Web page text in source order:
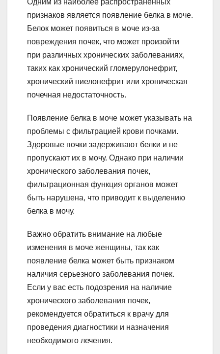
Одним из наиболее распространенных
признаков является появление белка в моче.
Белок может появиться в моче из-за
повреждения почек, что может произойти
при различных хронических заболеваниях,
таких как хронический гломерулонефрит,
хронический пиелонефрит или хроническая
почечная недостаточность.
Появление белка в моче может указывать на
проблемы с фильтрацией крови почками.
Здоровые почки задерживают белки и не
пропускают их в мочу. Однако при наличии
хронического заболевания почек,
фильтрационная функция органов может
быть нарушена, что приводит к выделению
белка в мочу.
Важно обратить внимание на любые
изменения в моче женщины, так как
появление белка может быть признаком
наличия серьезного заболевания почек.
Если у вас есть подозрения на наличие
хронического заболевания почек,
рекомендуется обратиться к врачу для
проведения диагностики и назначения
необходимого лечения.